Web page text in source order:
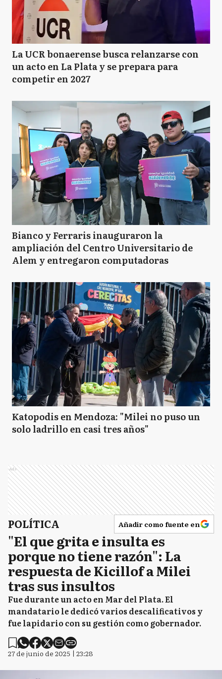
La UCR bonaerense busca relanzarse con
un acto en La Plata y se prepara para
competir en 2027
Bianco y Ferraris inauguraron la
ampliación del Centro Universitario de
Alem y entregaron computadoras
Katopodis en Mendoza: "Milei no puso un
solo ladrillo en casi tres años"
Ads
POLÍTICA Añadir como fuente en
"El que grita e insulta es
porque no tiene razón": La
respuesta de Kicillof a Milei
tras sus insultos
Fue durante un acto en Mar del Plata. El
mandatario le dedicó varios descalificativos y
fue lapidario con su gestión como gobernador.
27 de junio de 2025 | 23:28